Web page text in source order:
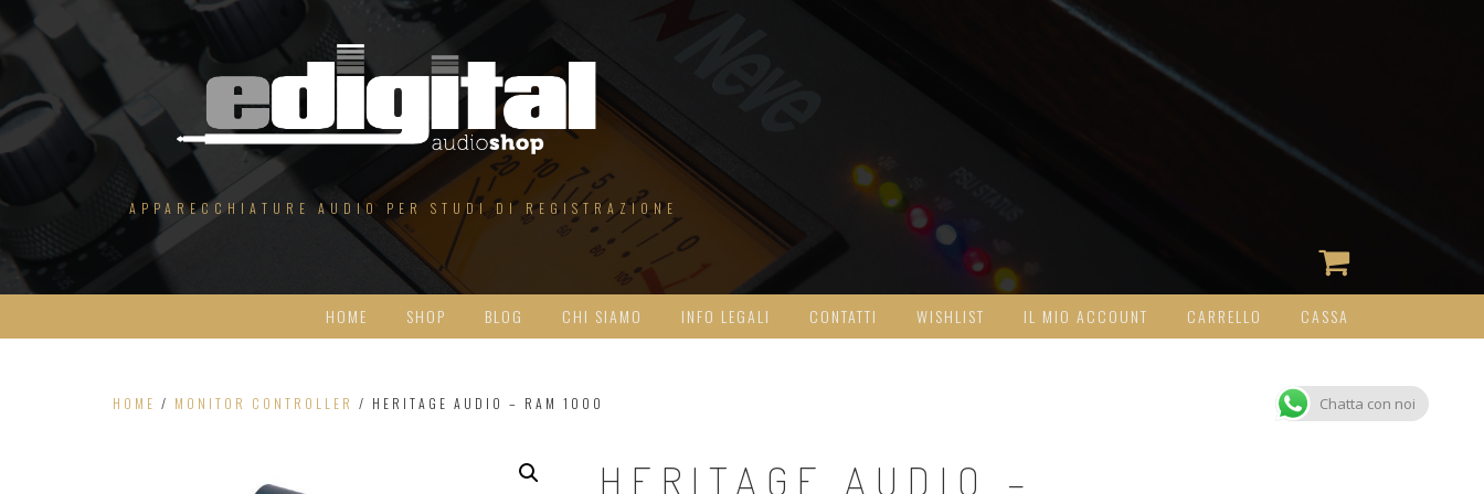
Salta
al
contenuto
APPARECCHIATURE AUDIO PER STUDI DI REGISTRAZIONE
HOME SHOP BLOG CHI SIAMO INFO LEGALI CONTATTI WISHLIST IL MIO ACCOUNT CARRELLO CASSA
HOME / MONITOR CONTROLLER / HERITAGE AUDIO – RAM 1000
HERITAGE AUDIO –
Chatta con noi